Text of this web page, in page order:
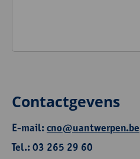
Contactgevens
E-mail:cno@uantwerpen.be
Tel.: 03 265 29 60